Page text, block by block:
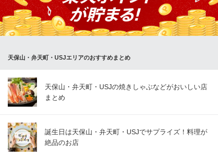
します！詳細は店内メニューをご確認ください。お造り・焼魚・
煮魚・干物。どれも美味しいと好評！お造り付きのコースにもご
注目！噂が噂を呼んで、魚好きが集まる店 なかもとです！
激シブまっしぐら居酒屋
大阪府大阪市港区波除3-9-6
天保山・弁天町・USJエリアのおすすめまとめ
天保山・弁天町・USJの焼きしゃぶなどがおいしい店
まとめ
誕生日は天保山・弁天町・USJでサプライズ！料理が
絶品のお店